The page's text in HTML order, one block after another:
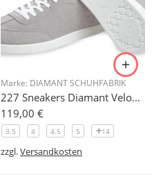
Marke: DIAMANT SCHUHFABRIK
227 Sneakers Diamant Veloursleder hellgrau, drehfreudige Kunststoffsohle
119,00 €
3.5 4 4.5 5 14
zzgl.Versandkosten